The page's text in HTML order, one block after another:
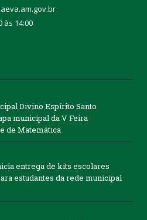
às 14:00
Divino Espírito Santo
municipal da V Feira
de Matemática
entrega de kits escolares
estudantes da rede municipal